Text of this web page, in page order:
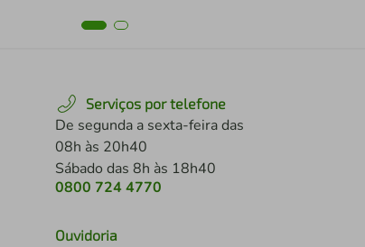
Serviços por telefone
De segunda a sexta-feira das
08h às 20h40
Sábado das 8h às 18h40
0800 724 4770
Ouvidoria